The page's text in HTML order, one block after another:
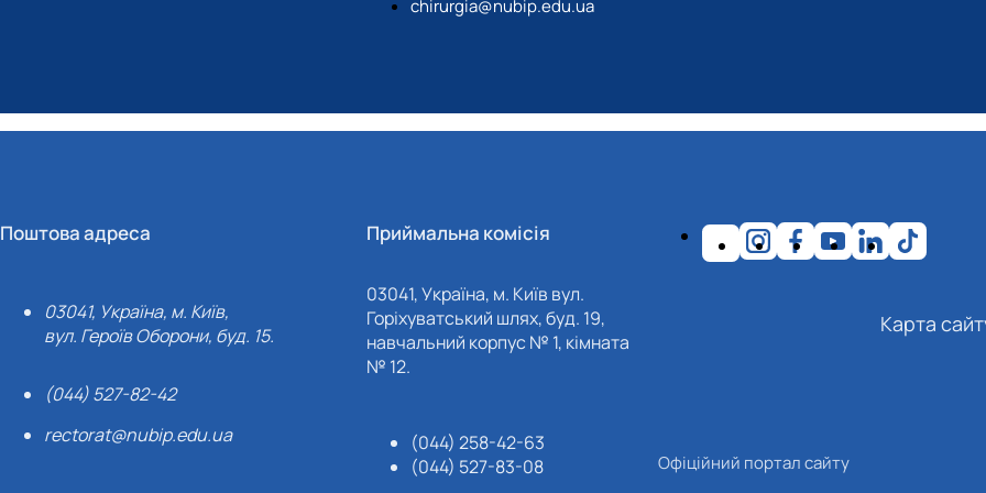
chirurgia@nubip.edu.ua
Поштова адреса
03041, Україна, м. Київ,
вул. Героїв Оборони, буд. 15.
(044) 527-82-42
rectorat@nubip.edu.ua
Приймальна комісія
03041, Україна, м. Київ вул.
Горіхуватський шлях, буд. 19,
навчальний корпус № 1, кімната
№ 12.
(044) 258-42-63
(044) 527-83-08
Карта
Офіційний портал сайту